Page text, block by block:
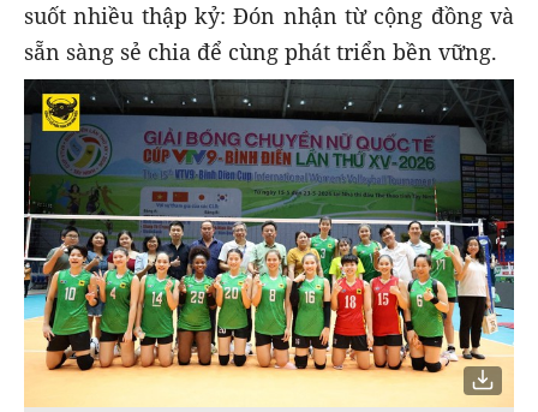
suốt nhiều thập kỷ: Đón nhận từ cộng đồng và
sẵn sàng sẻ chia để cùng phát triển bền vững.